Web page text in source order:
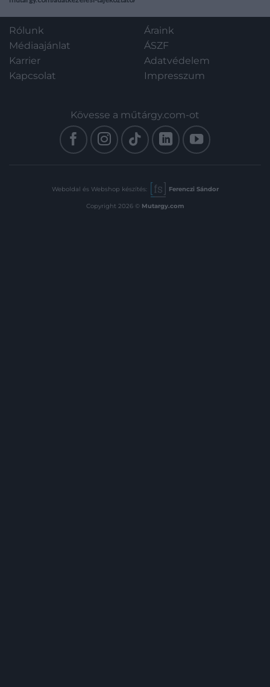
szakíró, a MÁV
Szimfonikus Zenekar
egyik alapítója.
Aranyozott kiadói
egészvászon kötésben,
védőborítóban. Jó
rajzanyaggal. Prov.: Szeredi-
Saupe Gusztáv (1909-1988)
brácsaművész,
zenepedagógus, zenei
Zenekar egyik alapítója.
Aranyozott kiadói
védőborítóban. Jó példány.
Rólunk
Médiaajánlat
Karrier
Kapcsolat
Áraink
ÁSZF
Adatvédelem
Impresszum
Kövesse a műtárgy.com-ot
Weboldal és Webshop készítés: Ferenczi Sándor
Copyright 2026 © Mutargy.com